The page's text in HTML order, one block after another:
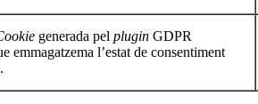
generada pel plugin GDPR
emmagatzema l’estat de consentiment